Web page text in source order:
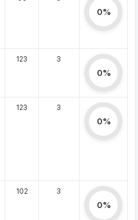
0%
123 3
0%
123 3
0%
102 3
0%